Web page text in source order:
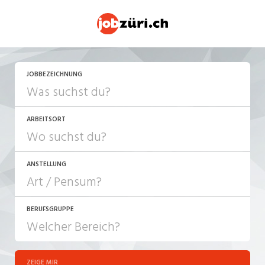
JOBBEZEICHNUNG
ARBEITSORT
ANSTELLUNG
JOB-TYP
Festanstellung
BERUFSGRUPPE
ZEIGE MIR